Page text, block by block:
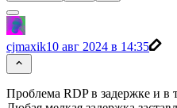
cjmaxik10 авг 2024 в 14:35
Проблема RDP в задержке и в